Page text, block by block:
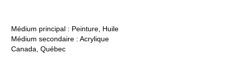
Médium principal : Peinture, Huile
Médium secondaire : Acrylique
Canada, Québec